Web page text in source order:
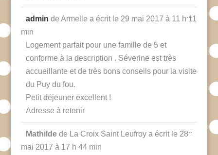
admin de Armelle a écrit le 29 mai 2017 à 11 h 11
min
Logement parfait pour une famille de 5 et
conforme à la description . Séverine est très
accueillante et de très bons conseils pour la visite
du Puy du fou.
Petit déjeuner excellent !
Adresse à retenir
...Ouvrir/
cette
Mathilde de La Croix Saint Leufroy a écrit le 28
mai 2017 à 17 h 44 min
... Ouvrir/